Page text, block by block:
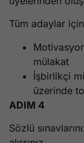
Tüm adaylar
mülakat
İşbirlikçi
üzerinde
ADIM 4
Sözlü